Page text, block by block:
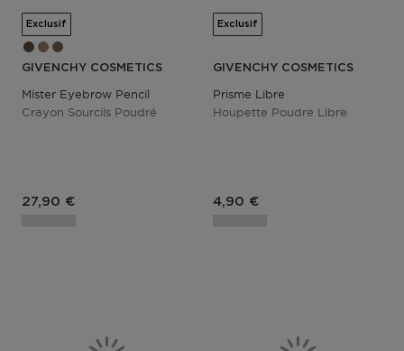
Exclusif
GIVENCHY COSMETICS
Mister Eyebrow Pencil
Crayon Sourcils Poudré
Prix du produit
27,90 €
Exclusif
GIVENCHY COSMETICS
Prisme Libre
Houpette Poudre Libre
Prix du produit
4,90 €